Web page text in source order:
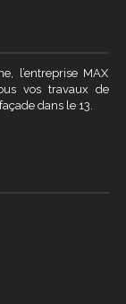
l’entreprise MAX
vos travaux de
dans le 13.